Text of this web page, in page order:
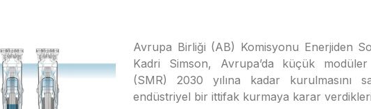
Avrupa Birliği (AB) Komisyonu Enerjiden
Kadri Simson, Avrupa’da küçük
(SMR) 2030 yılına kadar kurulmasını
endüstriyel bir ittifak kurmaya karar